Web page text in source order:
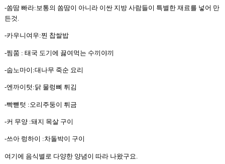
-쏨땀 빠라: 보통의 쏨땀이 아니라 이싼 지방 사람들이 특별한 재료를 넣어 만
든것
-카우니여우:찐 찹쌀밥
-찜쭘 : 태국 도기에 끓여먹는 수끼야끼
-숩노마이 :대나무 죽순 요리
-엔까이텃 :닭 물렁뼈 튀김
-빡뺃텃 : 오리주둥이 튀금
-커 무양:돼지 목살 구이
-쓰아 렁하이 :차돌박이 구이
여기에 음식별로 다양한 양념이 따라 나왔구요